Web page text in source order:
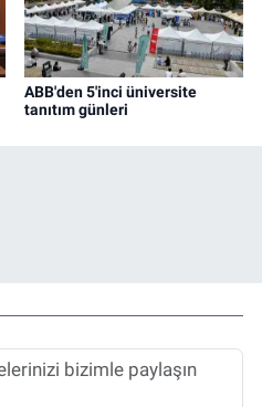
ABB'den 5'inci üniversite
tanıtım günleri